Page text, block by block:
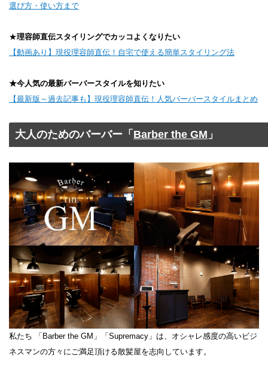
選び方・使い方まで
★理容師直伝スタイリングでカッコよくなりたい
【動画あり】現役理容師直伝！自宅で使える簡単スタイリング法
★今人気の最新バーバースタイルを知りたい
【最新版～過去記事も】現役理容師直伝！人気バーバースタイルまとめ
大人のためのバーバー「 Barber the GM 」
私たち 「Barber the GM」「Supremacy」は、オシャレ感度の高いビジ
ネスマンの方々にご満足頂ける散髪屋を志向しています。